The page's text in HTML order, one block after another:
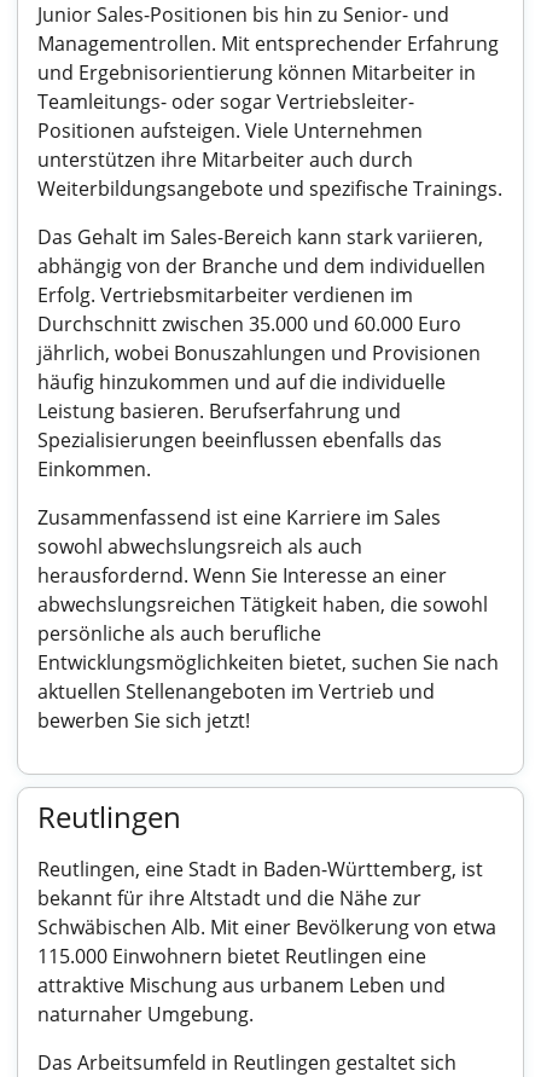
Junior Sales-Positionen bis hin zu Senior- und
Managementrollen. Mit entsprechender Erfahrung
und Ergebnisorientierung können Mitarbeiter in
Teamleitungs- oder sogar Vertriebsleiter-
Positionen aufsteigen. Viele Unternehmen
unterstützen ihre Mitarbeiter auch durch
Weiterbildungsangebote und spezifische Trainings.
Das Gehalt im Sales-Bereich kann stark variieren,
abhängig von der Branche und dem individuellen
Erfolg. Vertriebsmitarbeiter verdienen im
Durchschnitt zwischen 35.000 und 60.000 Euro
jährlich, wobei Bonuszahlungen und Provisionen
häufig hinzukommen und auf die individuelle
Leistung basieren. Berufserfahrung und
Spezialisierungen beeinflussen ebenfalls das
Einkommen.
Zusammenfassend ist eine Karriere im Sales
sowohl abwechslungsreich als auch
herausfordernd. Wenn Sie Interesse an einer
abwechslungsreichen Tätigkeit haben, die sowohl
persönliche als auch berufliche
Entwicklungsmöglichkeiten bietet, suchen Sie nach
aktuellen Stellenangeboten im Vertrieb und
bewerben Sie sich jetzt!
Reutlingen
Reutlingen, eine Stadt in Baden-Württemberg, ist
bekannt für ihre Altstadt und die Nähe zur
Schwäbischen Alb. Mit einer Bevölkerung von etwa
115.000 Einwohnern bietet Reutlingen eine
attraktive Mischung aus urbanem Leben und
naturnaher Umgebung.
Das Arbeitsumfeld in Reutlingen gestaltet sich